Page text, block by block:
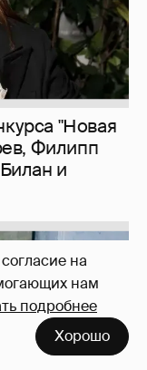
на
нам
подробнее
Хорошо
"Новая
Филипп
и